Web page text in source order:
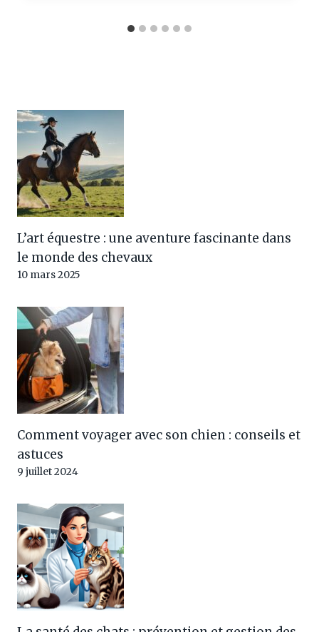
L’art équestre : une aventure fascinante dans
le monde des chevaux
10 mars 2025
Comment voyager avec son chien : conseils et
astuces
9 juillet 2024